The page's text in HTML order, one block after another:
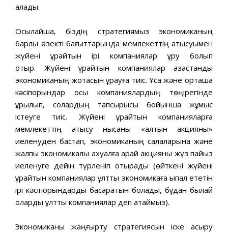
алады.
Осылайша, бiздің стратегиямыз экономиканың
барлық өзектi бағыттарында мемлекеттің қатысуымен
жүйенi құрайтын iрi компаниялар құру болып
отыр. Жүйенi құрайтын компаниялар қазақстандық
экономиканың жотасын құрауға тиiс. Ұсақ жəне орташа
кəсiпорындар осы компаниялардың төңiрегiнде
құрылып, солардың тапсырысы бойынша жұмыс
iстеуге тиiс. Жүйенi құрайтын компанияларға
мемлекеттiң қатысу нысаны «алтын акцияны»
иеленуден бастап, экономиканың салаларына жəне
жалпы экономикалық ахуалға қарай акцияны жүз пайыз
иеленуге дейін түрленiп отырады (өйткенi жүйенi
құрайтын компаниялар ұлттық экономикаға ықпал ететiн
iрi кəсiпорындарды басқаратын болады, бұдан былай
оларды ұлттық компаниялар деп атаймыз).
Экономиканы жаңғырту стратегиясын iске асыру